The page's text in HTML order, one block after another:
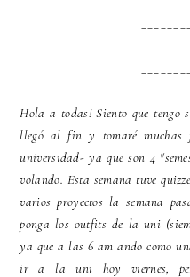
Hola a todas! Siento que
llegó al fin y tomaré muchas
universidad- ya que son 4
volando. Esta semana tuve
varios proyectos la semana
ponga los outfits de la uni
ya que a las 6 am ando como
ir a la uni hoy viernes,